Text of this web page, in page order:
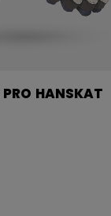
HANSKAT